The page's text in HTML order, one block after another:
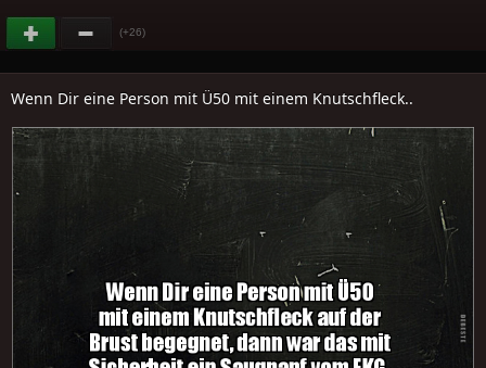
(+26)
Wenn Dir eine Person mit Ü50 mit einem Knutschfleck..